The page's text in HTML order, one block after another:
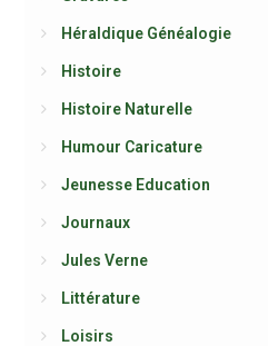
Héraldique Généalogie
Histoire
Histoire Naturelle
Humour Caricature
Jeunesse Education
Journaux
Jules Verne
Littérature
Loisirs